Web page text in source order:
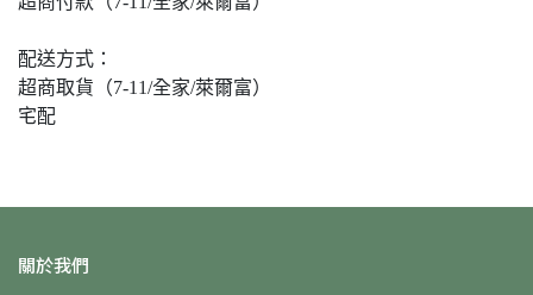
配送方式：
超商取貨（7-11/全家/萊爾富）
宅配
關於我們